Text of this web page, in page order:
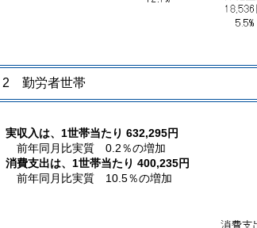
2 勤労者世帯
実収入は、1世帯当たり 632,295円
前年同月比実質 0.2％の増加
消費支出は、1世帯当たり 400,235円
前年同月比実質 10.5％の増加